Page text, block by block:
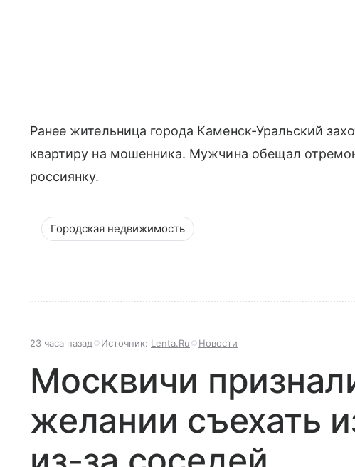
Ранее жительница города Каменск-Уральский
квартиру на мошенника. Мужчина обещал
россиянку.
Городская недвижимость
23 часа назад Источник: Lenta.Ru Новости
Москвичи
желании съехать